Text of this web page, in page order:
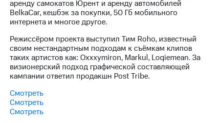
и акционерам
управление
Корпоративный
секретарь
Раскрытие
Информация
акционерам
Документы
аренду самокатов Юрент и аренду автомобилей
BelkaCar, кешбэк за покупки, 50 Гб мобильного
интернета и многое другое.
Режиссёром проекта выступил Тим Roho, известный
своим нестандартным подходам к съёмкам клипов
таких артистов как: Oxxxymiron, Markul, Loqiemean. За
визионерский подход графической составляющей
кампании ответил продакшн Post Tribe.
Смотреть
Смотреть
Смотреть